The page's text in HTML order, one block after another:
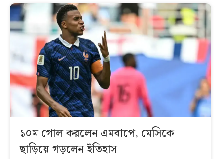
১০ম গোল করলেন এমবাপে, মেসিকে
ছাড়িয়ে গড়লেন ইতিহাস